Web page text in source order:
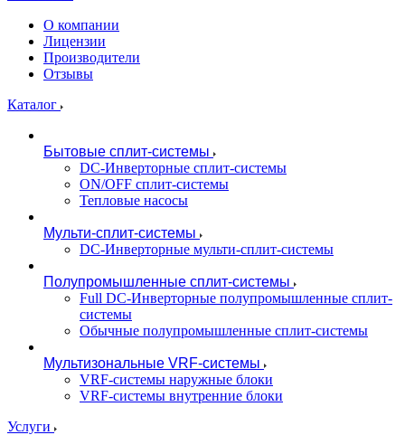
О компании
Лицензии
Производители
Отзывы
Каталог
Бытовые сплит-системы
DC-Инверторные сплит-системы
ON/OFF сплит-системы
Тепловые насосы
Мульти-сплит-системы
DC-Инверторные мульти-сплит-системы
Полупромышленные сплит-системы
Full DC-Инверторные полупромышленные сплит-
системы
Обычные полупромышленные сплит-системы
Мультизональные VRF-системы
VRF-системы наружные блоки
VRF-системы внутренние блоки
Услуги